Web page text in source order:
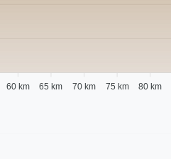
60 km 65 km 70 km 75 km 80 km